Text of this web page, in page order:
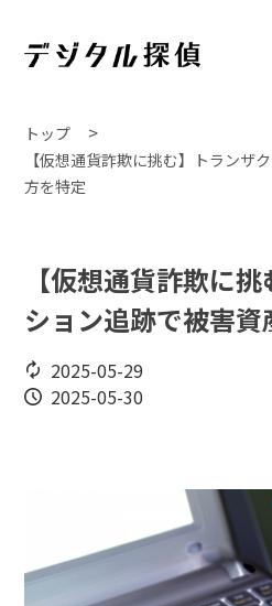
トップ
【仮想通貨詐欺に挑む】トランザ
方を特定
【仮想通貨詐欺に
ション追跡で被害
2025-05-29
2025-05-30